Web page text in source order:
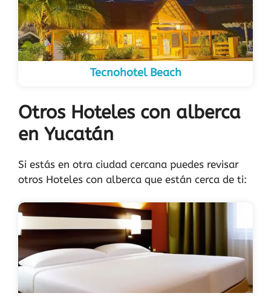
Tecnohotel Beach
Otros Hoteles con alberca
en Yucatán
Si estás en otra ciudad cercana puedes revisar
otros Hoteles con alberca que están cerca de ti: